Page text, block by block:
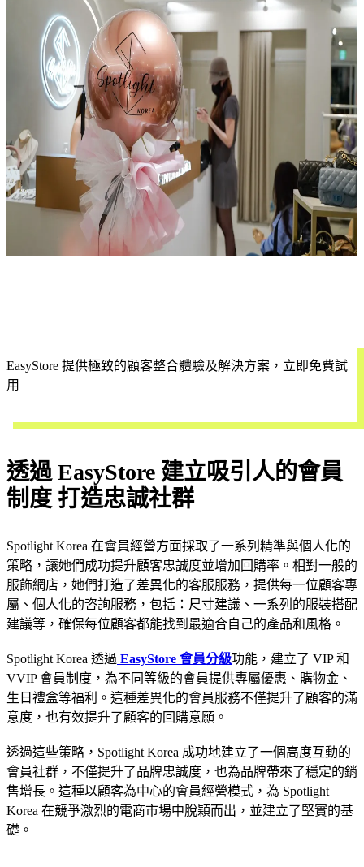
EasyStore 提供極致的顧客整合體驗及解決方案，立即免費試
用
透過 EasyStore 建立吸引人的會員
制度 打造忠誠社群
Spotlight Korea 在會員經營方面採取了一系列精準與個人化的
策略，讓她們成功提升顧客忠誠度並增加回購率。相對一般的
服飾網店，她們打造了差異化的客服服務，提供每一位顧客專
屬、個人化的咨詢服務，包括：尺寸建議、一系列的服裝搭配
建議等，確保每位顧客都能找到最適合自己的產品和風格。
Spotlight Korea 透過 EasyStore 會員分級功能，建立了 VIP 和
VVIP 會員制度，為不同等級的會員提供專屬優惠、購物金、
生日禮盒等福利。這種差異化的會員服務不僅提升了顧客的滿
意度，也有效提升了顧客的回購意願。
透過這些策略，Spotlight Korea 成功地建立了一個高度互動的
會員社群，不僅提升了品牌忠誠度，也為品牌帶來了穩定的銷
售增長。這種以顧客為中心的會員經營模式，為 Spotlight
Korea 在競爭激烈的電商市場中脫穎而出，並建立了堅實的基
礎。